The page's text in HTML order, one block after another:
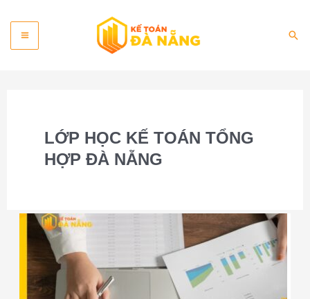
content
Main
Menu
LỚP HỌC KẾ TOÁN TỔNG
HỢP ĐÀ NẴNG
Khóa
học
kế
toán
tổng